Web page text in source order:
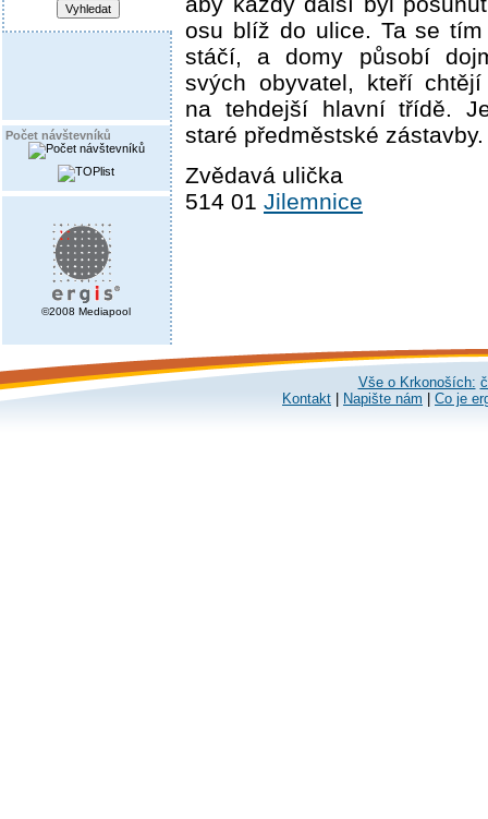
Počet návštevníků
©2008 Mediapool
osu blíž do ulice. Ta se
stáčí, a domy působí
svých obyvatel, kteří
na tehdejší hlavní třídě.
staré předměstské zástavby.
Zvědavá ulička
514 01 Jilemnice
Vše o Krkonoších:
Kontakt
Napište nám Co je